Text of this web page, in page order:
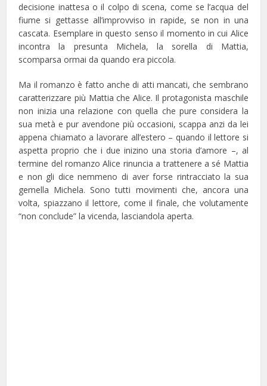
decisione inattesa o il colpo di scena, come se l’acqua del
fiume si gettasse all’improvviso in rapide, se non in una
cascata. Esemplare in questo senso il momento in cui Alice
incontra la presunta Michela, la sorella di Mattia,
scomparsa ormai da quando era piccola.
Ma il romanzo è fatto anche di atti mancati, che sembrano
caratterizzare più Mattia che Alice. Il protagonista maschile
non inizia una relazione con quella che pure considera la
sua metà e pur avendone più occasioni, scappa anzi da lei
appena chiamato a lavorare all’estero – quando il lettore si
aspetta proprio che i due inizino una storia d’amore –, al
termine del romanzo Alice rinuncia a trattenere a sé Mattia
e non gli dice nemmeno di aver forse rintracciato la sua
gemella Michela. Sono tutti movimenti che, ancora una
volta, spiazzano il lettore, come il finale, che volutamente
“non conclude” la vicenda, lasciandola aperta.